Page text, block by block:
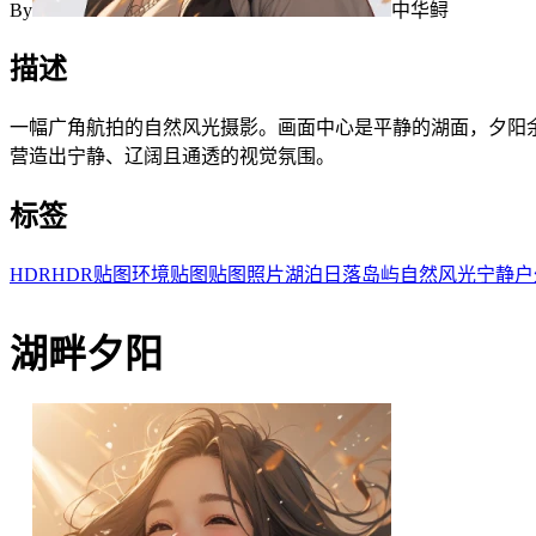
By 中华鲟
描述
一幅广角航拍的自然风光摄影。画面中心是平静的湖面，夕
营造出宁静、辽阔且通透的视觉氛围。
标签
HDRHDR贴图环境贴图 贴图 照片湖泊 日落岛屿自然风光宁静
湖畔夕阳